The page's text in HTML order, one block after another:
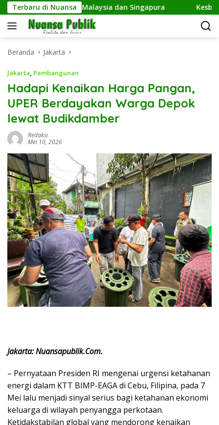
Langsung
ke
konten
Terbaru di Nuansa
hingga Malaysia dan Singapura Kesbangpol
Beranda Jakarta
Jakarta, Pembangunan
Hadapi Kenaikan Harga Pangan,
UPER Berdayakan Warga Depok
lewat Budikdamber
Redaksi
Mei 10, 2026
Jakarta: Nuansapublik.Com.
– Pernyataan Presiden RI mengenai urgensi ketahanan
energi dalam KTT BIMP-EAGA di Cebu, Filipina, pada 7
Mei lalu menjadi sinyal serius bagi ketahanan ekonomi
keluarga di wilayah penyangga perkotaan.
Ketidakstabilan global yang mendorong kenaikan